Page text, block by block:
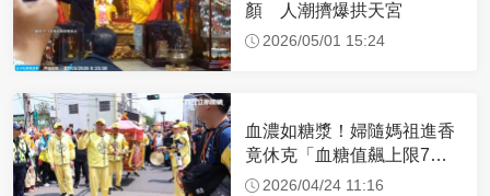
顏 人潮擠爆拱天宮
2026/05/01 15:24
血濃如糖漿！婦隨媽祖進香
竟休克「血糖值飆上限7
倍」 醫曝原因
2026/04/24 11:16